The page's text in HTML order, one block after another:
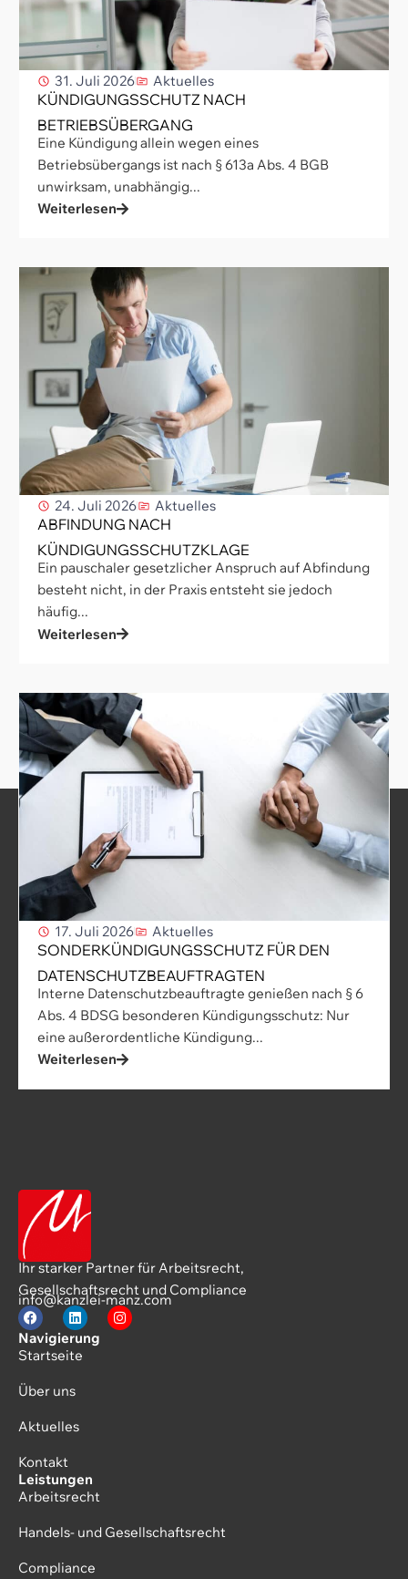
31. Juli 2026 Aktuelles
KÜNDIGUNGSSCHUTZ NACH
BETRIEBSÜBERGANG
Eine Kündigung allein wegen eines
Betriebsübergangs ist nach § 613a Abs. 4 BGB
unwirksam, unabhängig...
Weiterlesen
24. Juli 2026 Aktuelles
ABFINDUNG NACH
KÜNDIGUNGSSCHUTZKLAGE
Ein pauschaler gesetzlicher Anspruch auf Abfindung
besteht nicht, in der Praxis entsteht sie jedoch
häufig...
Weiterlesen
17. Juli 2026 Aktuelles
SONDERKÜNDIGUNGSSCHUTZ FÜR DEN
DATENSCHUTZBEAUFTRAGTEN
Interne Datenschutzbeauftragte genießen nach § 6
Abs. 4 BDSG besonderen Kündigungsschutz: Nur
eine außerordentliche Kündigung...
Weiterlesen
Ihr starker Partner für Arbeitsrecht,
Gesellschaftsrecht und Compliance
info@kanzlei-manz.com
Navigierung
Startseite
Über uns
Aktuelles
Kontakt
Leistungen
Arbeitsrecht
Handels- und Gesellschaftsrecht
Compliance